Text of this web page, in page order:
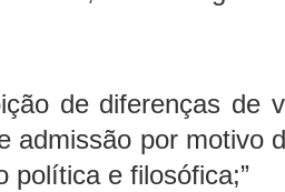
de diferenças de
admissão por motivo
política e filosófica;”